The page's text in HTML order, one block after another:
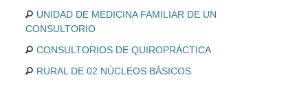
UNIDAD DE MEDICINA FAMILIAR DE UN
CONSULTORIO
CONSULTORIOS DE QUIROPRÁCTICA
RURAL DE 02 NÚCLEOS BÁSICOS